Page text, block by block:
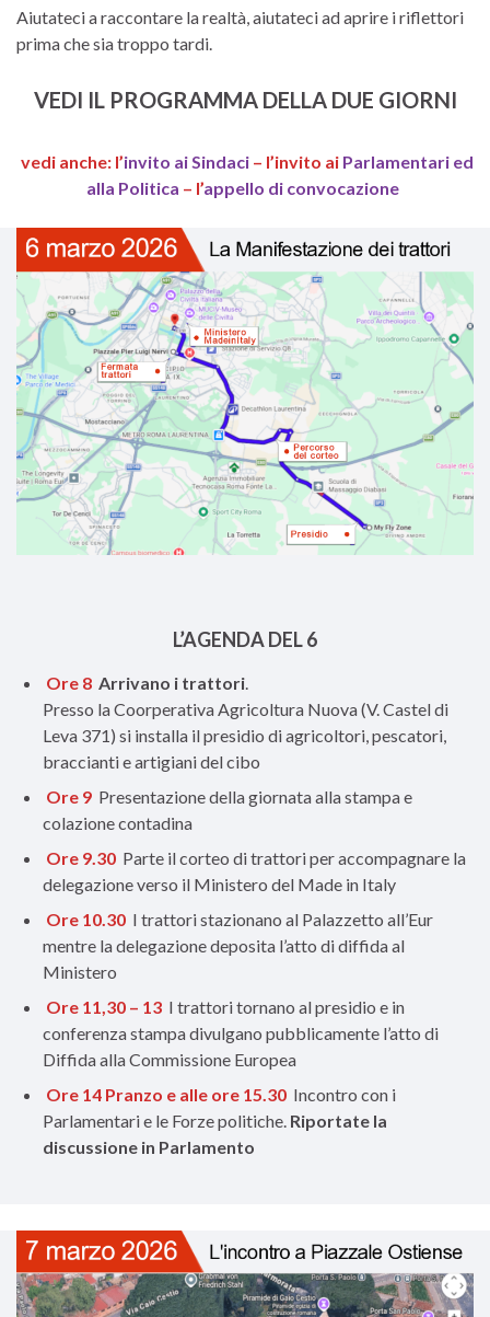
Aiutateci a raccontare la realtà, aiutateci ad aprire i riflettori
prima che sia troppo tardi.
VEDI IL PROGRAMMA DELLA DUE GIORNI
vedi anche: l’invito ai Sindaci– l’invito ai Parlamentari ed
alla Politica – l’appello di convocazione
L’AGENDA DEL 6
Ore 8 Arrivano i trattori.
Presso la Coorperativa Agricoltura Nuova (V. Castel di
Leva 371) si installa il presidio di agricoltori, pescatori,
braccianti e artigiani del cibo
Ore 9 Presentazione della giornata alla stampa e
colazione contadina
Ore 9.30 Parte il corteo di trattori per accompagnare la
delegazione verso il Ministero del Made in Italy
Ore 10.30 I trattori stazionano al Palazzetto all’Eur
mentre la delegazione deposita l’atto di diffida al
Ministero
Ore 11,30 – 13 I trattori tornano al presidio e in
conferenza stampa divulgano pubblicamente l’atto di
Diffida alla Commissione Europea
Ore 14 Pranzo e alle ore 15.30 Incontro con i
Parlamentari e le Forze politiche. Riportate la
discussione in Parlamento